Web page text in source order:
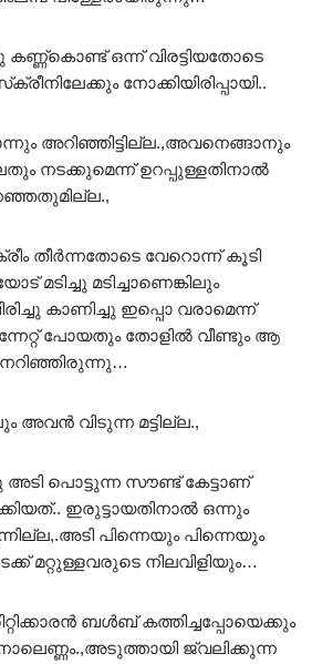
കണ്ണ്കൊണ്ട് ഒന്ന് വിരട്ടിയതോടെ
നോക്കിയിരിപ്പായി..
അറിഞ്ഞിട്ടില്ല.,അവനെങ്ങാനും
നടക്കുമെന്ന് ഉറപ്പുള്ളതിനാൽ
തീർന്നതോടെ വേറൊന്ന് കൂടി
മടിച്ചു മടിച്ചാണെങ്കിലും
കാണിച്ചു ഇപ്പൊ വരാമെന്ന്
പോയതും തോളിൽ വീണ്ടും ആ
അവൻ വിടുന്ന മട്ടില്ല.,
പൊട്ടുന്ന സൗണ്ട് കേട്ടാണ്
ഇരുട്ടായതിനാൽ ഒന്നും
പിന്നെയും പിന്നെയും
മറ്റുള്ളവരുടെ നിലവിളിയും…
ബൾബ് കത്തിച്ചപ്പോയെക്കും
ജ്വലിക്കുന്ന